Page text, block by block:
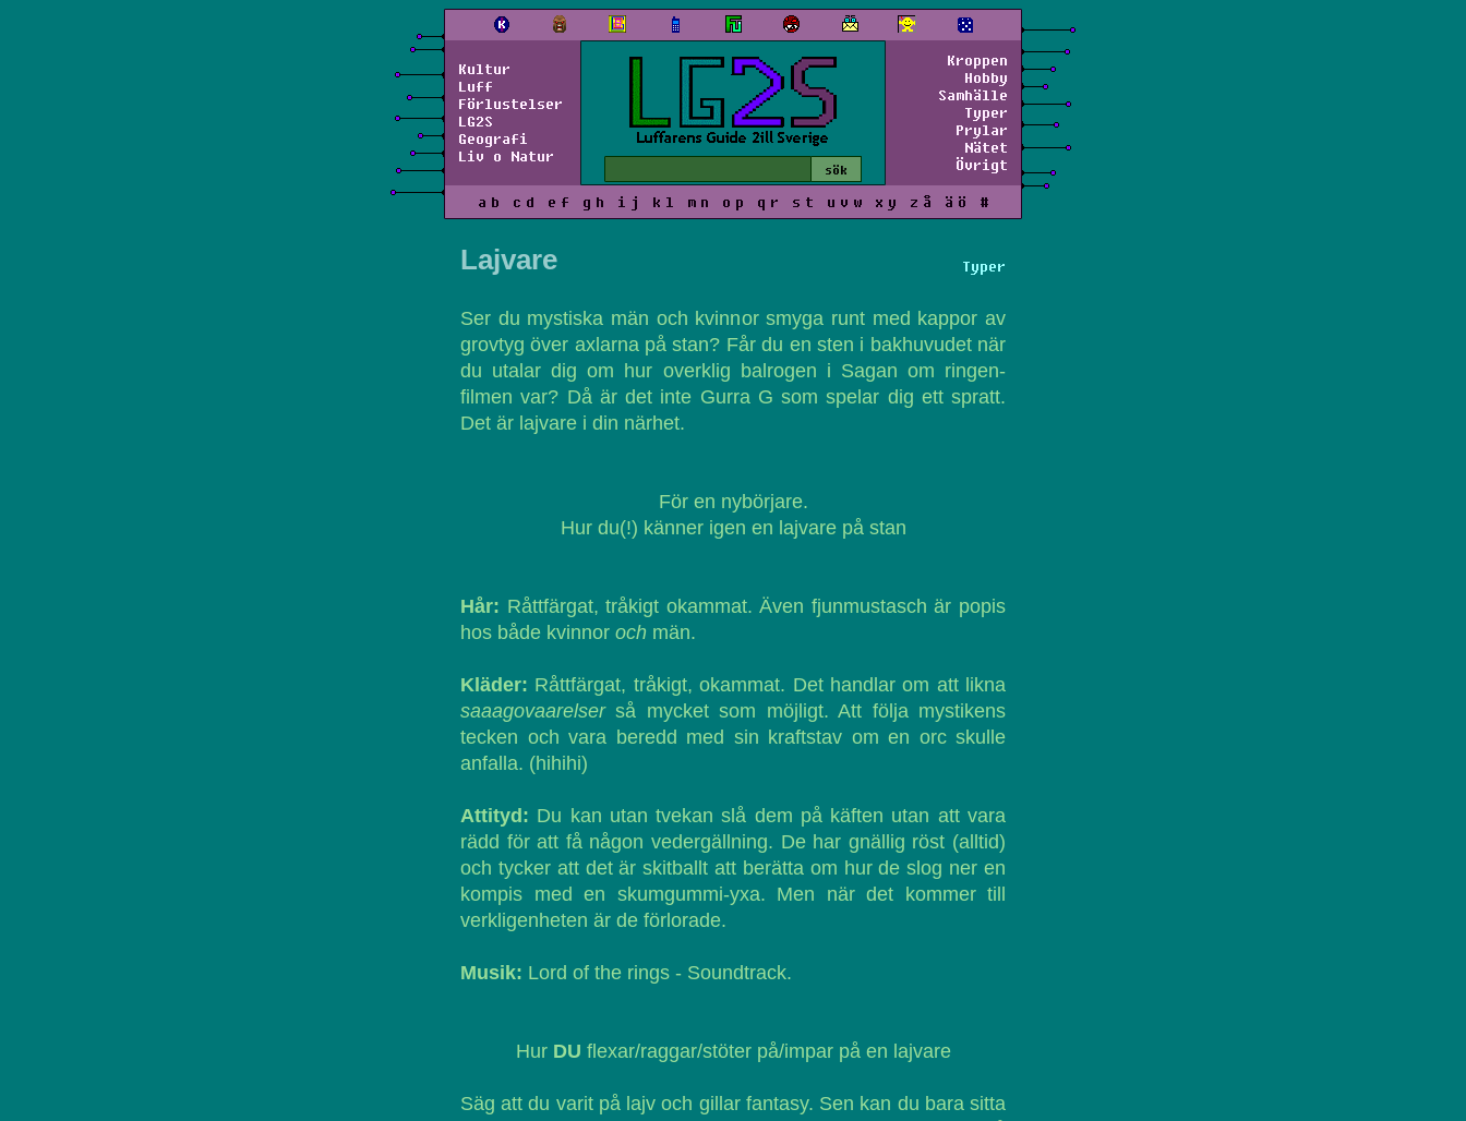
Kultur
Luff
Förlustelser
LG2S
Geografi
Liv o Natur
Kroppen
Hobby
Samhälle
Typer
Prylar
Nätet
Övrigt
a b c d e f g h i j k l m n o p q r s t u v w x y z å ä ö #
Typer
Lajvare
Ser du mystiska män och kvinnor smyga runt med kappor av
grovtyg över axlarna på stan? Får du en sten i bakhuvudet när
du utalar dig om hur overklig balrogen i Sagan om ringen-
filmen var? Då är det inte Gurra G som spelar dig ett spratt.
Det är lajvare i din närhet.
För en nybörjare.
Hur du(!) känner igen en lajvare på stan
Hår: Råttfärgat, tråkigt okammat. Även fjunmustasch är popis
hos både kvinnor och män.
Kläder: Råttfärgat, tråkigt, okammat. Det handlar om att likna
saaagovaarelserså mycket som möjligt. Att följa mystikens
tecken och vara beredd med sin kraftstav om en orc skulle
anfalla. (hihihi)
Attityd: Du kan utan tvekan slå dem på käften utan att vara
rädd för att få någon vedergällning. De har gnällig röst (alltid)
och tycker att det är skitballt att berätta om hur de slog ner en
kompis med en skumgummi-yxa. Men när det kommer till
verkligenheten är de förlorade.
Musik: Lord of the rings - Soundtrack.
Hur DU flexar/raggar/stöter på/impar på en lajvare
Säg att du varit på lajv och gillar fantasy. Sen kan du bara sitta